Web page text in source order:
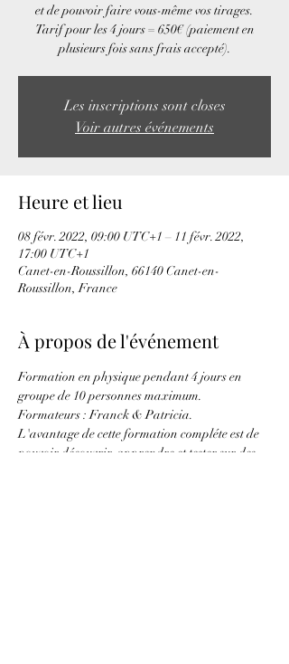
et de pouvoir faire vous-même vos tirages.
Tarif pour les 4 jours = 650€ (paiement en
plusieurs fois sans frais accepté).
Les inscriptions sont closes
Voir autres événements
Heure et lieu
08 févr. 2022, 09:00 UTC+1 – 11 févr. 2022,
17:00 UTC+1
Canet-en-Roussillon, 66140 Canet-en-
Roussillon, France
À propos de l'événement
Formation en physique pendant 4 jours en
groupe de 10 personnes maximum.
Formateurs : Franck & Patricia.
L'avantage de cette formation compléte est de
pouvoir découvrir, apprendre et tester sur des